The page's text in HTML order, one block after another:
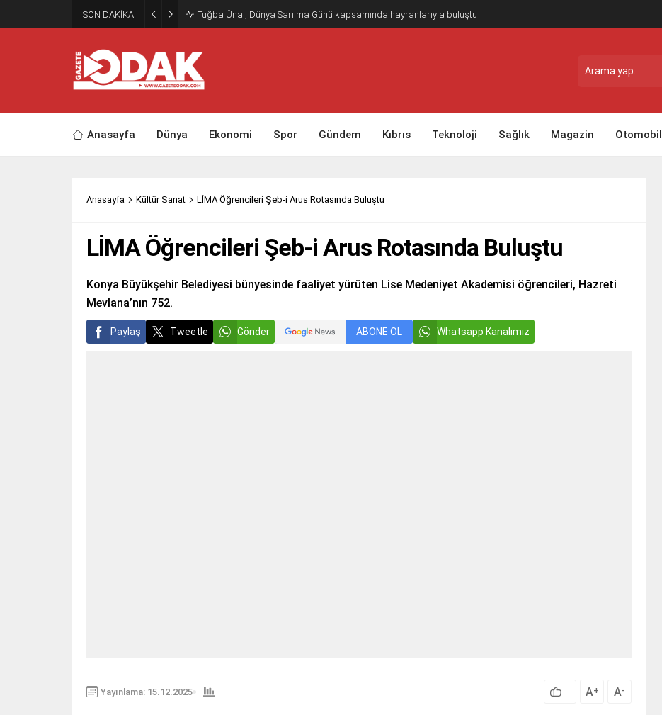
SON DAKİKA Tuğba Ünal, Dünya Sarılma Günü kapsamında hayranlarıyla buluştu
Anasayfa Dünya Ekonomi Spor Gündem Kıbrıs Teknoloji Sağlık Magazin Otomobil
Anasayfa Kültür Sanat LİMA Öğrencileri Şeb-i Arus Rotasında Buluştu
LİMA Öğrencileri Şeb-i Arus Rotasında Buluştu
Konya Büyükşehir Belediyesi bünyesinde faaliyet yürüten Lise Medeniyet Akademisi öğrencileri, Hazreti
Mevlana’nın 752.
Paylaş Tweetle Gönder ABONE OL Whatsapp Kanalımız
Yayınlama: 15.12.2025 A+ A-